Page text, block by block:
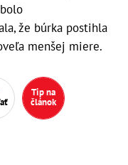
že búrka postihla
menšej miere.
Tip na
článok